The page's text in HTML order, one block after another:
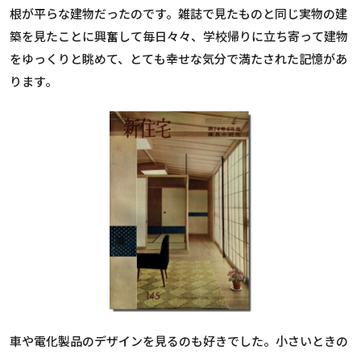
根が平らな建物だったのです。雑誌で見たものと同じ実物の建
築を見たことに興奮して毎日々々、学校帰りに立ち寄って建物
をゆっくりと眺めて、とても幸せな気分で満たされた記憶があ
ります。
車や電化製品のデザインを見るのも好きでした。小さいときの